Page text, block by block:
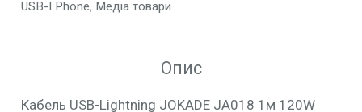
USB-I Phone, Медіа товари
Опис
Кабель USB-Lightning JOKADE JA018 1м 120W